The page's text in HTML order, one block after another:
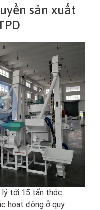
sản xuất
lý tới 15 tấn thóc
hoạt động ở quy